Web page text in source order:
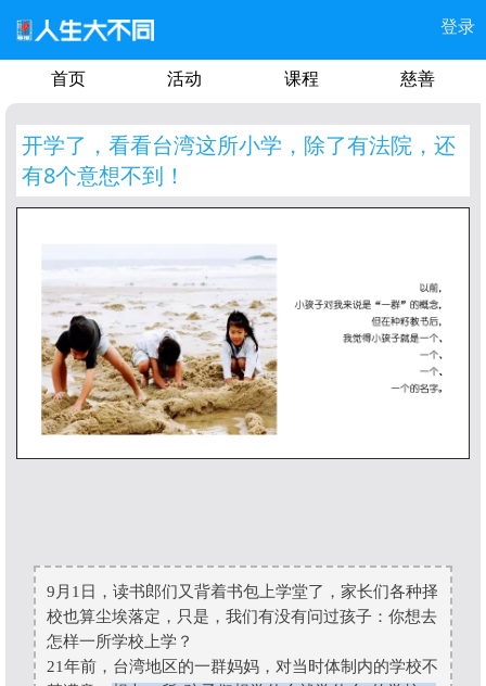
登录
首页 活动 课程 慈善
开学了，看看台湾这所小学，除了有法院，还
有8个意想不到！
9月1日，读书郎们又背着书包上学堂了，家长们各种择
校也算尘埃落定，只是，我们有没有问过孩子：你想去
怎样一所学校上学？
21年前，台湾地区的一群妈妈， 对当时体制内的学校不